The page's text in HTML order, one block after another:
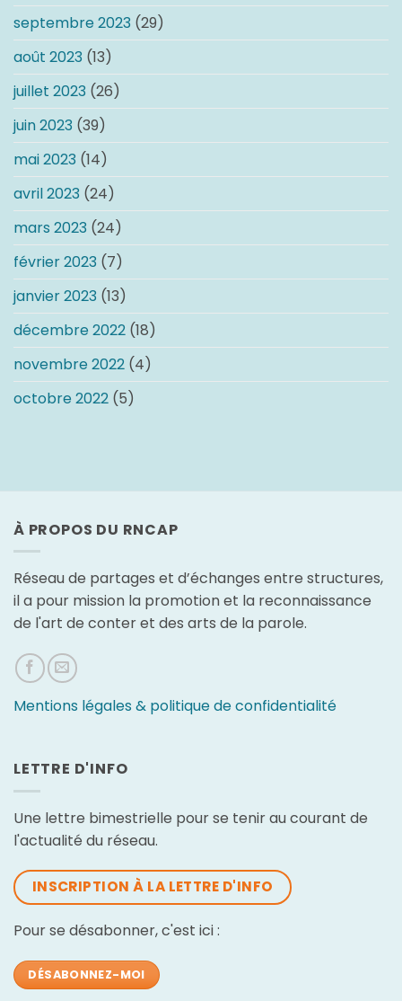
septembre 2023 (29)
août 2023 (13)
juillet 2023 (26)
juin 2023 (39)
mai 2023 (14)
avril 2023 (24)
mars 2023 (24)
février 2023 (7)
janvier 2023 (13)
décembre 2022 (18)
novembre 2022 (4)
octobre 2022 (5)
À PROPOS DU RNCAP
Réseau de partages et d’échanges entre structures,
il a pour mission la promotion et la reconnaissance
de l'art de conter et des arts de la parole.
Mentions légales & politique de confidentialité
LETTRE D'INFO
Une lettre bimestrielle pour se tenir au courant de
l'actualité du réseau.
INSCRIPTION À LA LETTRE D'INFO
Pour se désabonner, c'est ici :
DÉSABONNEZ-MOI